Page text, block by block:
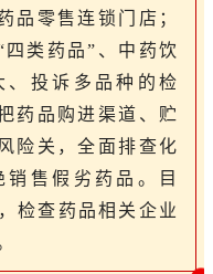
品零售连锁门店；
类药品”、中药饮
、投诉多品种的检
药品购进渠道、贮
险关，全面排查化
售假劣药品。目
检查药品相关企业